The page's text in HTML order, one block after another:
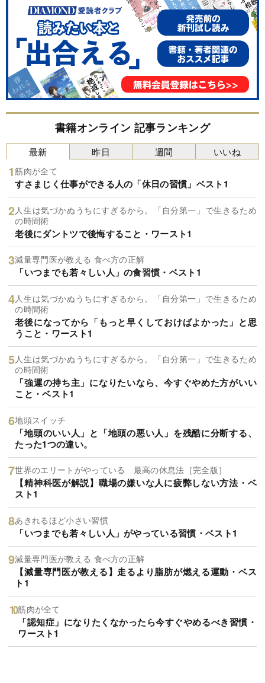
書籍オンライン 記事ランキング
最新
筋肉が全て
すさまじく仕事ができる人の「休日の習慣」ベスト1
人生は気づかぬうちにすぎるから。「自分第一」で生きるため
の時間術
老後にダントツで後悔すること・ワースト1
減量専門医が教える 食べ方の正解
「いつまでも若々しい人」の食習慣・ベスト1
人生は気づかぬうちにすぎるから。「自分第一」で生きるため
の時間術
老後になってから「もっと早くしておけばよかった」と思
うこと・ワースト1
人生は気づかぬうちにすぎるから。「自分第一」で生きるため
の時間術
「強運の持ち主」になりたいなら、今すぐやめた方がいい
こと・ベスト1
地頭スイッチ
「地頭のいい人」と「地頭の悪い人」を残酷に分断する、
たった1つの違い。
世界のエリートがやっている 最高の休息法［完全版］
【精神科医が解説】職場の嫌いな人に疲弊しない方法・ベ
スト1
あきれるほど小さい習慣
「いつまでも若々しい人」がやっている習慣・ベスト1
減量専門医が教える 食べ方の正解
【減量専門医が教える】走るより脂肪が燃える運動・ベス
ト1
筋肉が全て
「認知症」になりたくなかったら今すぐやめるべき習慣・
ワースト1
昨日 週間 いいね